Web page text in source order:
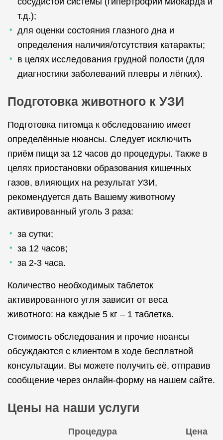
т.д.);
для оценки состояния глазного дна и
определения наличия/отсутствия катаракты;
в целях исследования грудной полости (для
диагностики заболеваний плевры и лёгких).
Подготовка животного к УЗИ
Подготовка питомца к обследованию имеет
определённые нюансы. Следует исключить
приём пищи за 12 часов до процедуры. Также в
целях приостановки образования кишечных
газов, влияющих на результат УЗИ,
рекомендуется дать Вашему животному
активированный уголь 3 раза:
за сутки;
за 12 часов;
за 2-3 часа.
Количество необходимых таблеток
активированного угля зависит от веса
животного: на каждые 5 кг – 1 таблетка.
Стоимость обследования и прочие нюансы
обсуждаются с клиентом в ходе бесплатной
консультации. Вы можете получить её, отправив
сообщение через онлайн-форму на нашем сайте.
Цены на наши услуги
Процедура
Цена